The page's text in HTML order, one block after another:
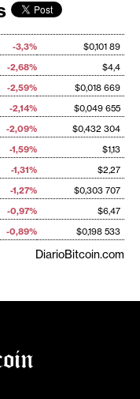
-3,3%
$0,101 89
-2,68%
$4,4
-2,59%
$0,018 669
-2,14%
$0,049 655
-2,09%
$0,432 304
-1,59%
$1,13
-1,31%
$2,27
-1,27%
$0,303 707
-0,97%
$6,47
-0,89% $0,198 533
DiarioBitcoin.com